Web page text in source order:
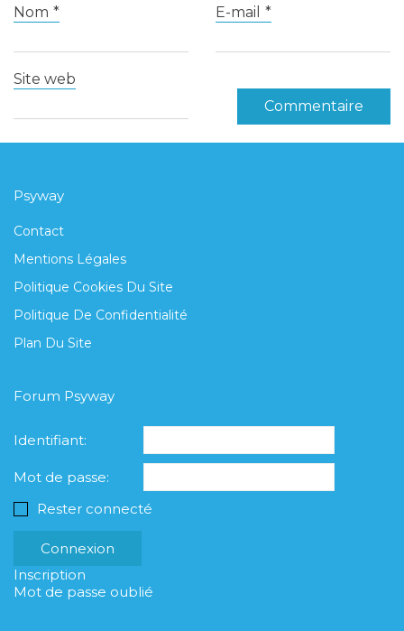
Nom * E-mail *
Site web
Psyway
Contact
Mentions Légales
Politique Cookies Du Site
Politique De Confidentialité
Plan Du Site
Forum Psyway
Identifiant:
Mot de passe:
Rester connecté
Connexion
Inscription
Mot de passe oublié